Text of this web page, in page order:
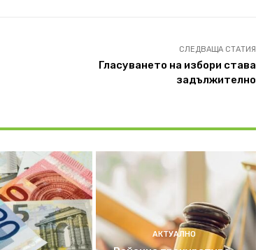
СЛЕДВАЩА СТАТИЯ
Гласуването на избори става
задължително
АКТУАЛНО